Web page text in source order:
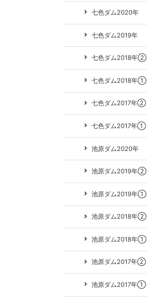
七色ダム2020年
七色ダム2019年
七色ダム2018年②
七色ダム2018年①
七色ダム2017年②
七色ダム2017年①
池原ダム2020年
池原ダム2019年②
池原ダム2019年①
池原ダム2018年②
池原ダム2018年①
池原ダム2017年②
池原ダム2017年①